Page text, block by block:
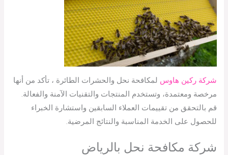
شركة ركين هاوس لمكافحة نحل والحشرات الطائرة ، تأكد من أنها
مرخصة ومعتمدة، وتستخدم المنتجات والتقنيات الآمنة والفعالة.
قم بالتحقق من تقييمات العملاء السابقين واستشارة الخبراء
للحصول على الخدمة المناسبة والنتائج المرضية.
شركة مكافحة نحل بالرياض